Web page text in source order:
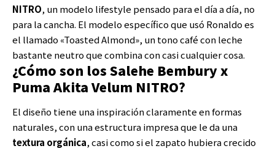
NITRO, un modelo lifestyle pensado para el día a día, no
para la cancha. El modelo específico que usó Ronaldo es
el llamado «Toasted Almond», un tono café con leche
bastante neutro que combina con casi cualquier cosa.
¿Cómo son los Salehe Bembury x
Puma Akita Velum NITRO?
El diseño tiene una inspiración claramente en formas
naturales, con una estructura impresa que le da una
textura orgánica, casi como si el zapato hubiera crecido